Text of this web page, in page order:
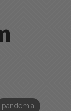
pandemia